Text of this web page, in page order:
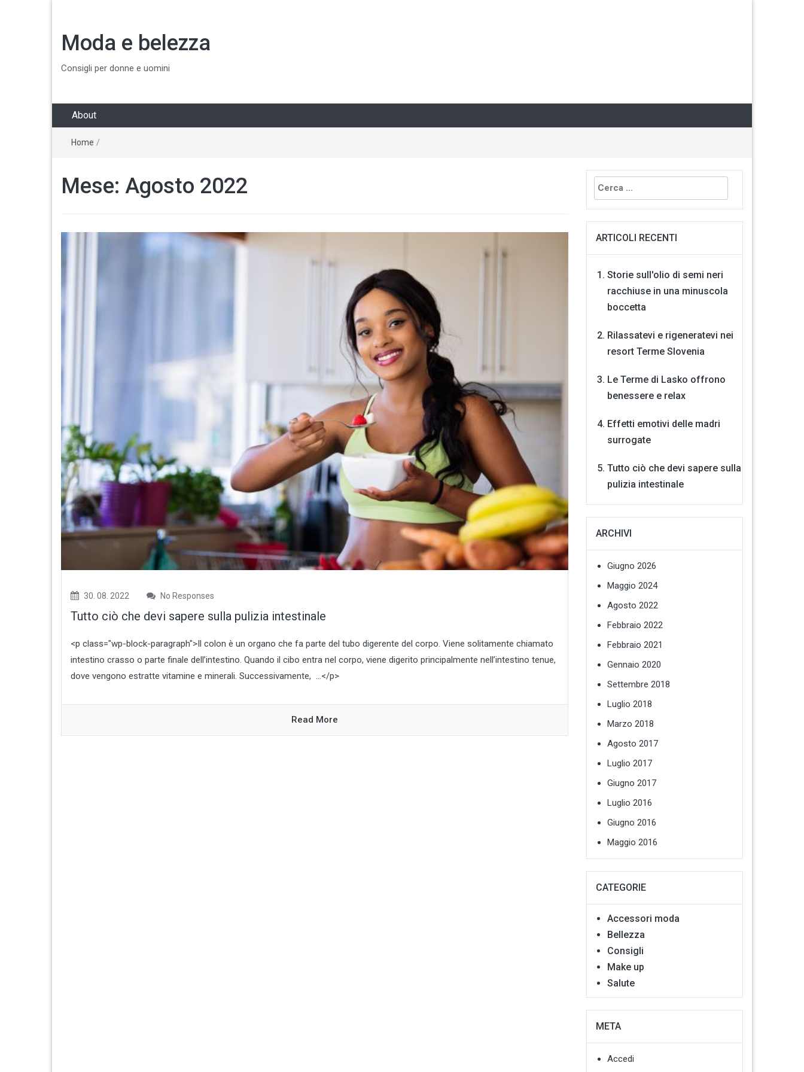
Moda e belezza
Consigli per donne e uomini
About
Home /
Mese: Agosto 2022
30. 08. 2022 No Responses
Tutto ciò che devi sapere sulla pulizia intestinale
<p class="wp-block-paragraph">Il colon è un organo che fa parte del tubo digerente del corpo. Viene solitamente chiamato
intestino crasso o parte finale dell’intestino. Quando il cibo entra nel corpo, viene digerito principalmente nell’intestino tenue,
dove vengono estratte vitamine e minerali. Successivamente, …</p>
Read More
Ricerca
per:
ARTICOLI RECENTI
Storie sull'olio di semi neri
racchiuse in una minuscola
boccetta
Rilassatevi e rigeneratevi nei
resort Terme Slovenia
Le Terme di Lasko offrono
benessere e relax
Effetti emotivi delle madri
surrogate
Tutto ciò che devi sapere sulla
pulizia intestinale
ARCHIVI
Giugno 2026
Maggio 2024
Agosto 2022
Febbraio 2022
Febbraio 2021
Gennaio 2020
Settembre 2018
Luglio 2018
Marzo 2018
Agosto 2017
Luglio 2017
Giugno 2017
Luglio 2016
Giugno 2016
Maggio 2016
CATEGORIE
Accessori moda
Bellezza
Consigli
Make up
Salute
META
Accedi